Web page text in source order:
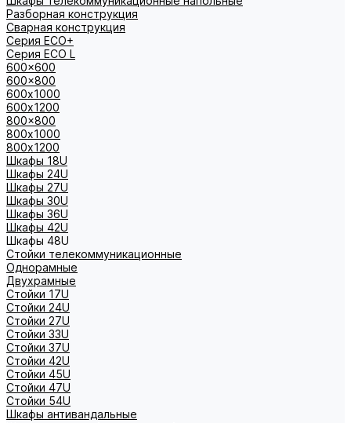
Разборная конструкция
Сварная конструкция
Серия ECO+
Серия ECO L
600x600
600x800
600х1000
600х1200
800x800
800х1000
800х1200
Шкафы 18U
Шкафы 24U
Шкафы 27U
Шкафы 30U
Шкафы 36U
Шкафы 42U
Шкафы 48U
Стойки телекоммуникационные
Однорамные
Двухрамные
Стойки 17U
Стойки 24U
Стойки 27U
Стойки 33U
Стойки 37U
Стойки 42U
Стойки 45U
Стойки 47U
Стойки 54U
Шкафы антивандальные